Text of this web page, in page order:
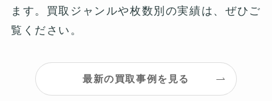
ます。買取ジャンルや枚数別の実績は、ぜひご
覧ください。
最新の買取事例を見る